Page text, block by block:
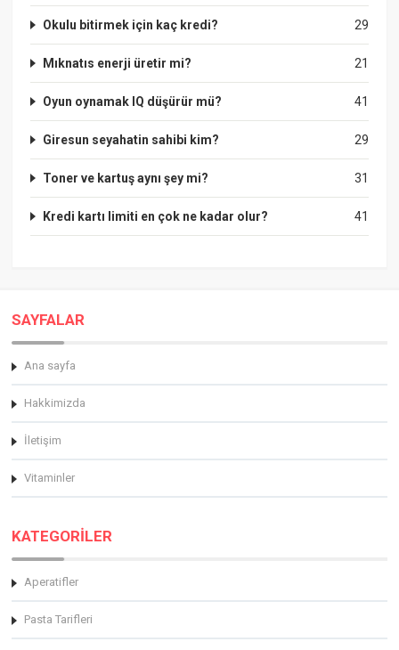
29
Okulu bitirmek için kaç kredi?
21
Mıknatıs enerji üretir mi?
41
Oyun oynamak IQ düşürür mü?
29
Giresun seyahatin sahibi kim?
31
Toner ve kartuş aynı şey mi?
41
Kredi kartı limiti en çok ne kadar olur?
SAYFALAR
Ana sayfa
Hakkimizda
İletişim
Vitaminler
KATEGORİLER
Aperatifler
Pasta Tarifleri